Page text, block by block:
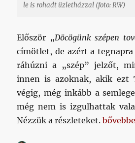
le is rohadt üzletházzal (foto: RW)
Először „Döcögünk szépen
címötlet, de azért a
ráhúzni a „szép” jelzőt,
innen is azoknak, akik ezt
végig, még inkább a
még nem is izgulhattak
Nézzük a részleteket.